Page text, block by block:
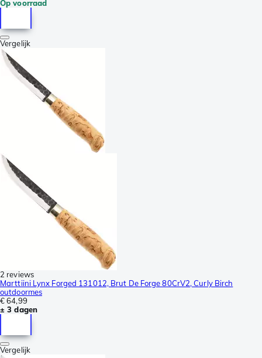
Op voorraad
Vergelijk
2 reviews
Marttiini Lynx Forged 131012, Brut De Forge 80CrV2, Curly Birch
outdoormes
€ 64,99
± 3 dagen
Vergelijk